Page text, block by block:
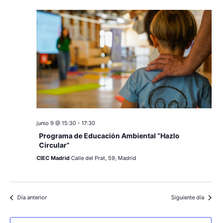
junio 9 @ 15:30- 17:30
Programa de Educación Ambiental “Hazlo
Circular”
CIEC Madrid Calle del Prat, 59, Madrid
Día anterior Siguiente día